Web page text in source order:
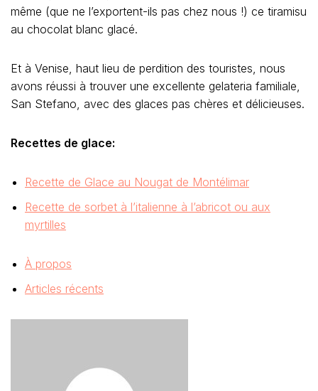
même (que ne l’exportent-ils pas chez nous !) ce tiramisu
au chocolat blanc glacé.
Et à Venise, haut lieu de perdition des touristes, nous
avons réussi à trouver une excellente gelateria familiale,
San Stefano, avec des glaces pas chères et délicieuses.
Recettes de glace:
Recette de Glace au Nougat de Montélimar
Recette de sorbet à l’italienne à l’abricot ou aux
myrtilles
À propos
Articles récents